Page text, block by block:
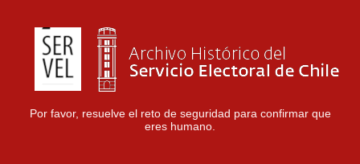
Por favor, resuelve el reto de seguridad para confirmar que
eres humano.